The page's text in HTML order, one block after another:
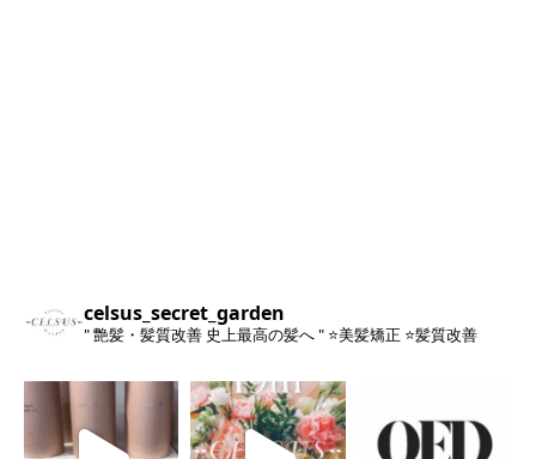
celsus_secret_garden
" 艶髪・髪質改善 史上最高の髪へ " ⭐️美髪矯正 ⭐️髪質改善